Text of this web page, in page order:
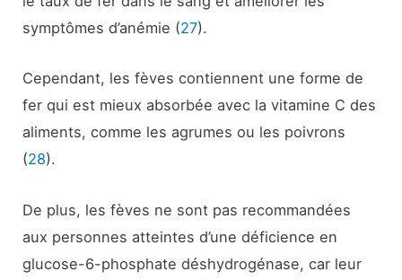
symptômes d’anémie (27).
Cependant, les fèves contiennent une forme de
fer qui est mieux absorbée avec la vitamine C des
aliments, comme les agrumes ou les poivrons
(28).
De plus, les fèves ne sont pas recommandées
aux personnes atteintes d’une déficience en
glucose-6-phosphate déshydrogénase, car leur